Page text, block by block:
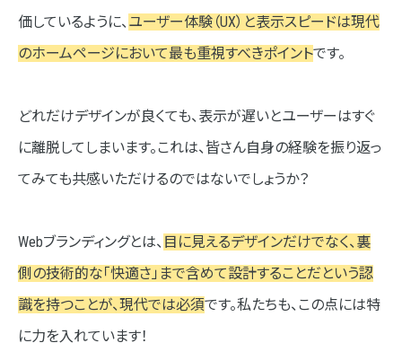
価しているように、ユーザー体験（UX）と表示スピードは現代
のホームページにおいて最も重視すべきポイントです。
どれだけデザインが良くても、表示が遅いとユーザーはすぐ
に離脱してしまいます。これは、皆さん自身の経験を振り返っ
てみても共感いただけるのではないでしょうか？
Webブランディングとは、 目に見えるデザインだけでなく、裏
側の技術的な「快適さ」まで含めて設計することだという認
識を持つことが、現代では必須です。私たちも、この点には特
に力を入れています！